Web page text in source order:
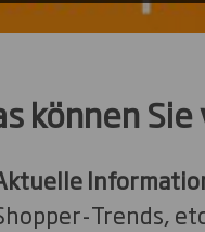
können
Trends,